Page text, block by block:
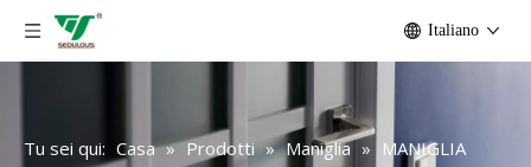
Italiano
Tu sei qui: Casa » Prodotti » Maniglia » MANIGLIA